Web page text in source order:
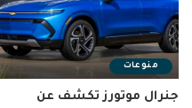
منوعات
جنرال موتورز تكشف عن